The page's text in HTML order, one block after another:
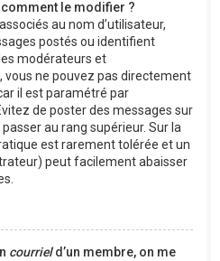
comment le modifier ?
au nom d’utilisateur,
postés ou identifient
modérateurs et
vous ne pouvez pas directement
il est paramétré par
de poster des messages sur
au rang supérieur. Sur la
est rarement tolérée et un
peut facilement abaisser
courrield’un membre, on me